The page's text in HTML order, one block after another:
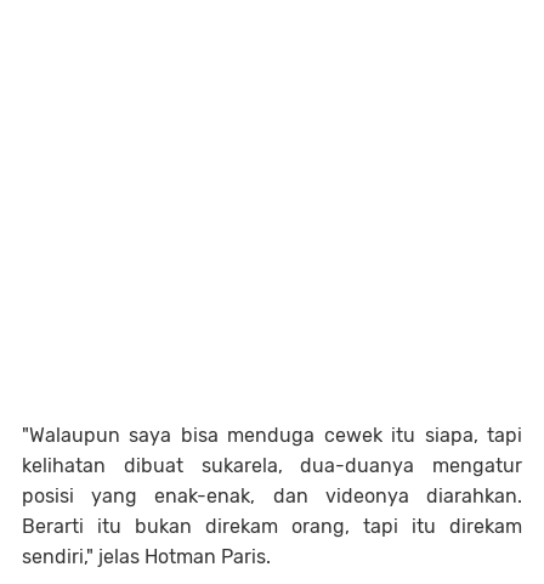
"Walaupun saya bisa menduga cewek itu siapa, tapi
kelihatan dibuat sukarela, dua-duanya mengatur
posisi yang enak-enak, dan videonya diarahkan.
Berarti itu bukan direkam orang, tapi itu direkam
sendiri," jelas Hotman Paris.